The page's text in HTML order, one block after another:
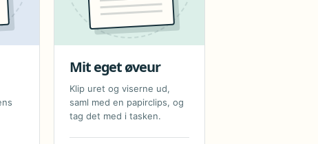
Mit eget øveur
Klip uret og viserne ud,
saml med en papirclips, og
tag det med i tasken.